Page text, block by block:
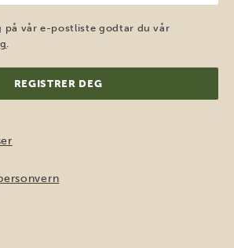
på vår e-postliste godtar du vår